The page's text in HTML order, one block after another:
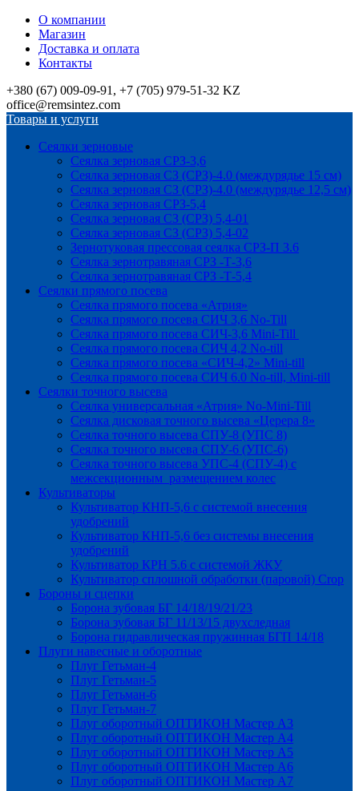
О компании
Магазин
Доставка и оплата
Контакты
+380 (67) 009-09-91, +7 (705) 979-51-32 KZ
office@remsintez.com
Товары и услуги
Сеялки зерновые
Сеялка зерновая СРЗ-3,6
Сеялка зерновая СЗ (СРЗ)-4.0 (междурядье 15 см)
Сеялка зерновая СЗ (СРЗ)-4.0 (междурядье 12,5 см)
Сеялка зерновая СРЗ-5,4
Сеялка зерновая СЗ (СРЗ) 5,4-01
Сеялка зерновая СЗ (СРЗ) 5,4-02
Зернотуковая прессовая сеялка СРЗ-П 3.6
Сеялка зернотравяная СРЗ -Т-3,6
Сеялка зернотравяная СРЗ -Т-5,4
Сеялки прямого посева
Сеялка прямого посева «Атрия»
Сеялка прямого посева СИЧ 3,6 No-Till
Сеялка прямого посева СИЧ-3,6 Mini-Till
Сеялка прямого посева СИЧ 4,2 No-till
Сеялка прямого посева «СИЧ-4,2» Mini-till
Сеялка прямого посева СИЧ 6.0 No-till, Mini-till
Сеялки точного высева
Сеялка универсальная «Атрия» No-Mini-Till
Сеялка дисковая точного высева «Церера 8»
Сеялка точного высева СПУ-8 (УПС 8)
Сеялка точного высева СПУ-6 (УПС-6)
Сеялка точного высева УПС-4 (СПУ-4) с
межсекционным размещением колес
Культиваторы
Культиватор КНП-5,6 с системой внесения
удобрений
Культиватор КНП-5,6 без системы внесения
удобрений
Культиватор КРН 5.6 с системой ЖКУ
Культиватор сплошной обработки (паровой) Crop
Бороны и сцепки
Борона зубовая БГ 14/18/19/21/23
Борона зубовая БГ 11/13/15 двухследная
Борона гидравлическая пружинная БГП 14/18
Плуги навесные и оборотные
Плуг Гетьман-4
Плуг Гетьман-5
Плуг Гетьман-6
Плуг Гетьман-7
Плуг оборотный ОПТИКОН Мастер А3
Плуг оборотный ОПТИКОН Мастер А4
Плуг оборотный ОПТИКОН Мастер А5
Плуг оборотный ОПТИКОН Мастер А6
Плуг оборотный ОПТИКОН Мастер А7